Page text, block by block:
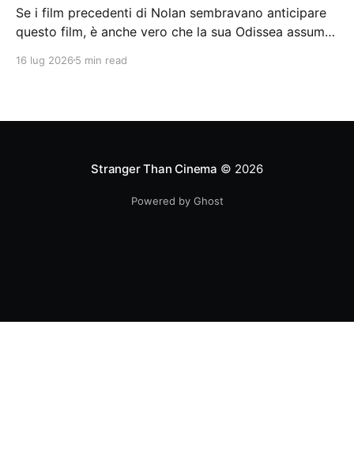
Se i film precedenti di Nolan sembravano anticipare
questo film, è anche vero che la sua Odissea assume
16 lug 2026 5 min read
Stranger Than Cinema © 2026
Powered by Ghost